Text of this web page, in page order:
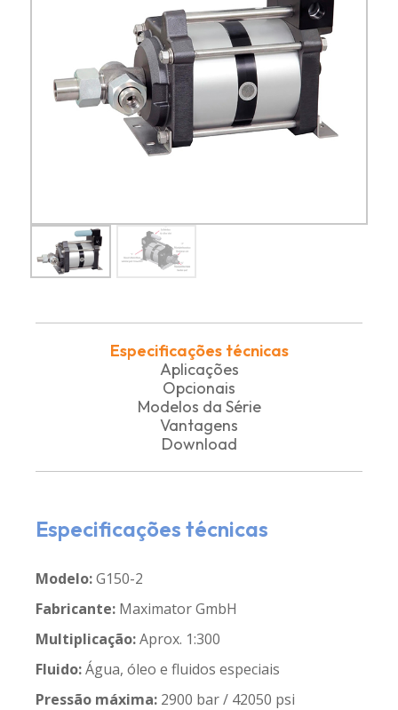
Especificações técnicas
Aplicações
Opcionais
Modelos da Série
Vantagens
Download
Especificações técnicas
Modelo:G150-2
Fabricante: Maximator GmbH
Multiplicação:Aprox. 1:300
Fluido:Água, óleo e fluidos especiais
Pressão máxima: 2900 bar / 42050 psi